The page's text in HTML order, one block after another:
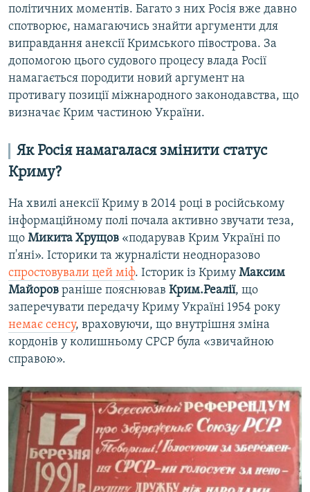
політичних моментів. Багато з них Росія вже давно
спотворює, намагаючись знайти аргументи для
виправдання анексії Кримського півострова. За
допомогою цього судового процесу влада Росії
намагається породити новий аргумент на
противагу позиції міжнародного законодавства, що
визначає Крим частиною України.
Як Росія намагалася змінити статус
Криму?
На хвилі анексії Криму в 2014 році в російському
інформаційному полі почала активно звучати теза,
що Микита Хрущов «подарував Крим Україні по
п'яні». Історики та журналісти неодноразово
спростовували цей міф. Історик із Криму Максим
Майоров раніше пояснював Крим.Реалії, що
заперечувати передачу Криму Україні 1954 року
немає сенсу, враховуючи, що внутрішня зміна
кордонів у колишньому СРСР була «звичайною
справою».